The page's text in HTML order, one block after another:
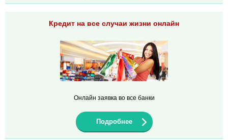
Кредит на все случаи жизни онлайн
Онлайн заявка во все банки
Подробнее